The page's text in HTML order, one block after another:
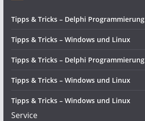
Tipps & Tricks – Delphi Programmierung
Tipps & Tricks – Windows und Linux
Tipps & Tricks – Delphi Programmierung
Tipps & Tricks – Windows und Linux
Tipps & Tricks – Windows und Linux
Service